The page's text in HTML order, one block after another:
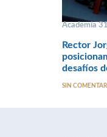
Academia
Rector
desafíos
SIN